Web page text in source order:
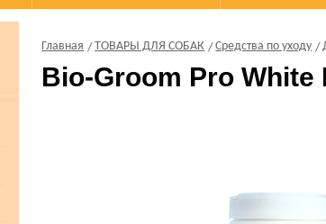
Главная ТОВАРЫ ДЛЯ СОБАК Средства по уходу
Bio-Groom Pro